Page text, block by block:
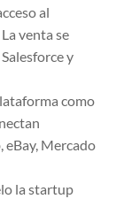
al
venta se
y
como
eBay, Mercado
la startup